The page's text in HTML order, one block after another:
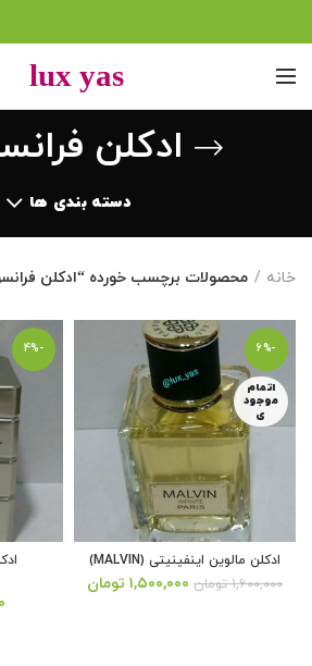
ادکلن
دسته بندی ها
خانه محصولات برچسب خورده “ادکلن
-6%
اتمام
موجود
ی
ادکلن مالوین اینفینیتی (MALVIN)
۱,۶۰۰,۰۰۰ تومان قیمت
۱,۵۰۰,۰۰۰ تومان
-4%